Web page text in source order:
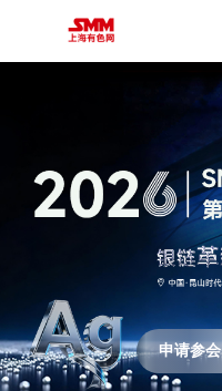
申请参会